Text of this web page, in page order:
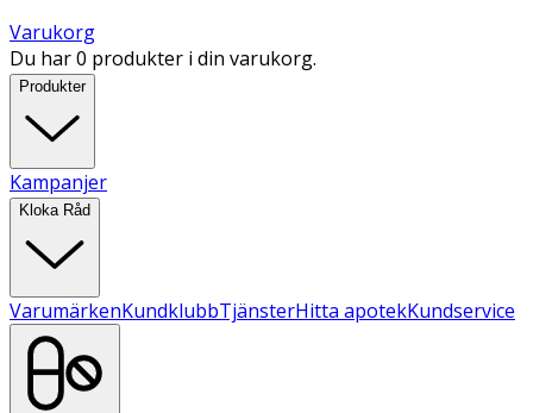
Varukorg
Du har 0 produkter i din varukorg.
Produkter
Kampanjer
Kloka Råd
VarumärkenKundklubbTjänsterHitta apotekKundservice